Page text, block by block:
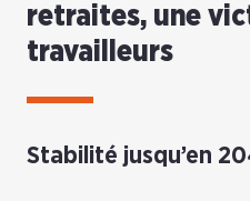
retraites, une
travailleurs
Stabilité jusqu’en